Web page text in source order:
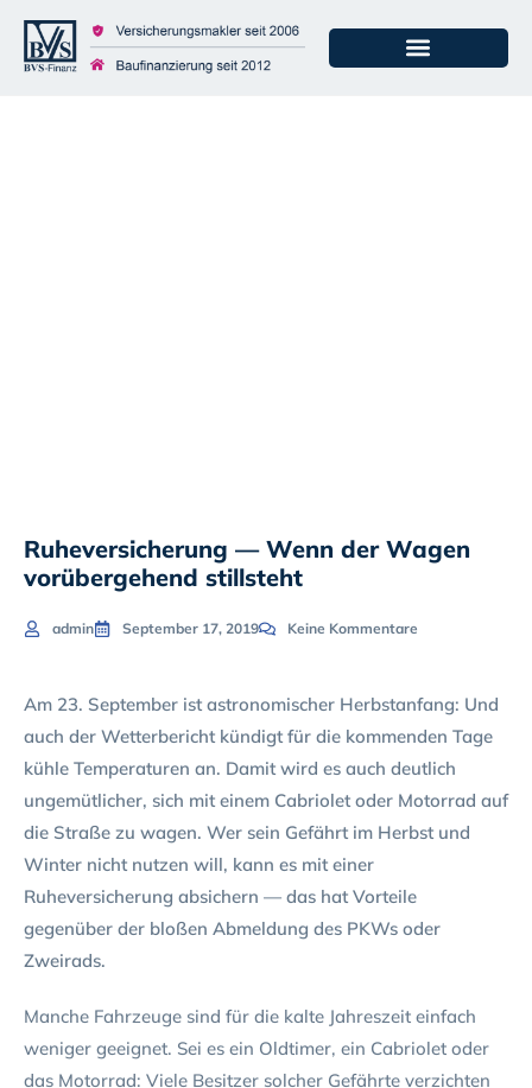
Ruheversicherung — Wenn der Wagen
vorübergehend stillsteht
admin September 17, 2019 Keine Kommentare
Am 23. September ist astronomischer Herbstanfang: Und
auch der Wetterbericht kündigt für die kommenden Tage
kühle Temperaturen an. Damit wird es auch deutlich
ungemütlicher, sich mit einem Cabriolet oder Motorrad auf
die Straße zu wagen. Wer sein Gefährt im Herbst und
Winter nicht nutzen will, kann es mit einer
Ruheversicherung absichern — das hat Vorteile
gegenüber der bloßen Abmeldung des PKWs oder
Zweirads.
Manche Fahrzeuge sind für die kalte Jahreszeit einfach
weniger geeignet. Sei es ein Oldtimer, ein Cabriolet oder
das Motorrad: Viele Besitzer solcher Gefährte verzichten